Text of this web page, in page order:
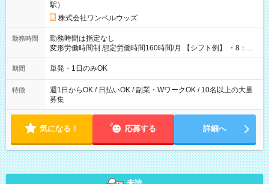
駅）
株式会社ワンベルウッズ
勤務時間
勤務時間は指定なし
変形労働時間制 想定労働時間160時間/月 【シフト例】 ・8：00
～21：00
期間 単発・1日のみOK
特徴
週1日からOK / 日払いOK / 副業・WワークOK / 10名以上の大量
募集
気になる！ 応募する 詳細へ